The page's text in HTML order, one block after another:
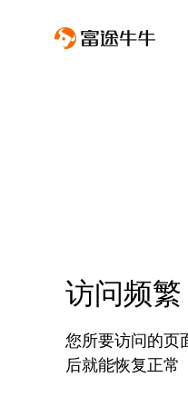
访问频
您所要访问的页
后就能恢复正常